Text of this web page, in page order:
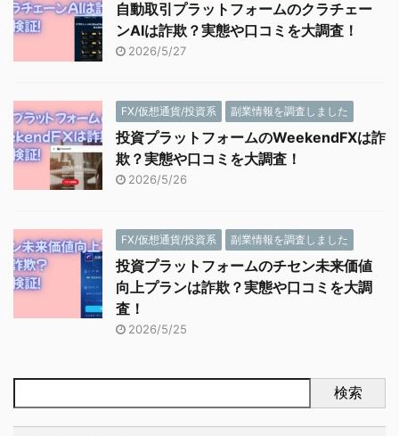
自動取引プラットフォームのクラチェー
ンAIは詐欺？実態や口コミを大調査！
2026/5/27
FX/仮想通貨/投資系 副業情報を調査しました
投資プラットフォームのWeekendFXは詐
欺？実態や口コミを大調査！
2026/5/26
FX/仮想通貨/投資系 副業情報を調査しました
投資プラットフォームのチセン未来価値
向上プランは詐欺？実態や口コミを大調
査！
2026/5/25
検索